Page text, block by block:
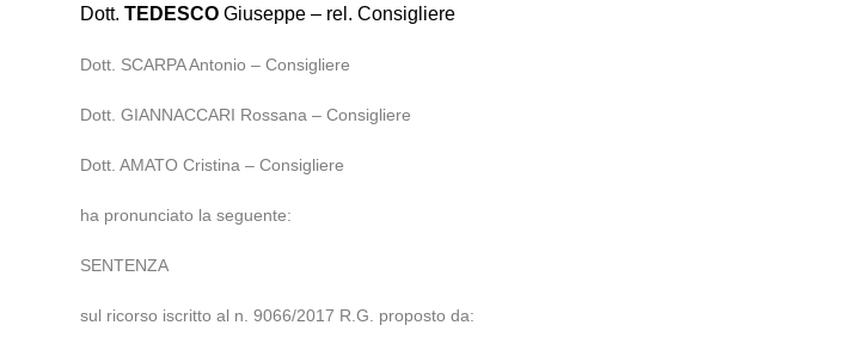
Dott.TEDESCO Giuseppe – rel. Consigliere
Dott. SCARPA Antonio – Consigliere
Dott. GIANNACCARI Rossana – Consigliere
Dott. AMATO Cristina – Consigliere
ha pronunciato la seguente:
SENTENZA
sul ricorso iscritto al n. 9066/2017 R.G. proposto da: